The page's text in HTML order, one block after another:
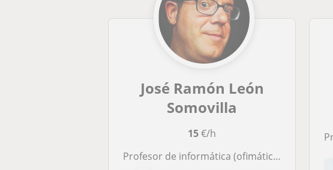
José Ramón León
Somovilla
15€/h
Profesor de informática (ofimática, sistemas operativos, programación y sistemas) básica o apasiona la tecnología y disfruto compartiendo conocimientos y experiencias en mis clases